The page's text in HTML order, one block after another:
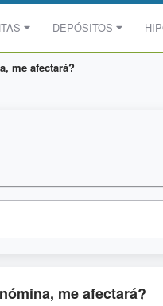
DEPÓSITOS
me afectará?
me afectará?